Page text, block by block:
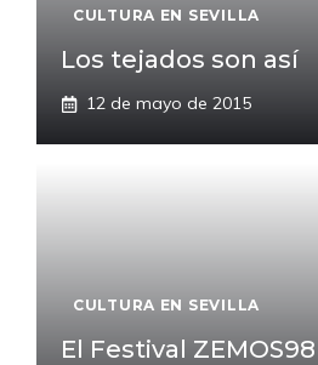
CULTURA EN SEVILLA
Los tejados son así
12 de mayo de 2015
CULTURA EN SEVILLA
El Festival